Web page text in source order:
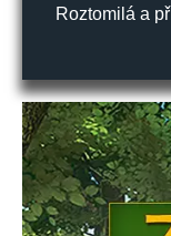
Roztomilá a